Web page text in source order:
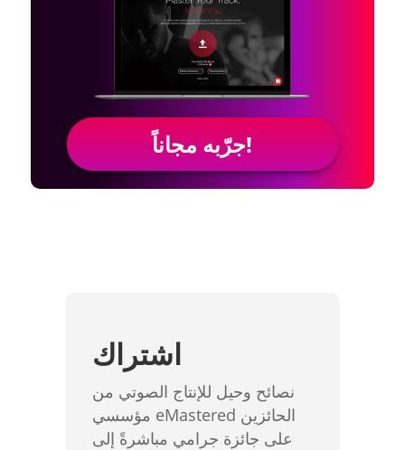
جرّبه مجاناً!
اشتراك
نصائح وحيل للإنتاج الصوتي من
مؤسسي eMastered الحائزين
على جائزة جرامي مباشرةً إلى